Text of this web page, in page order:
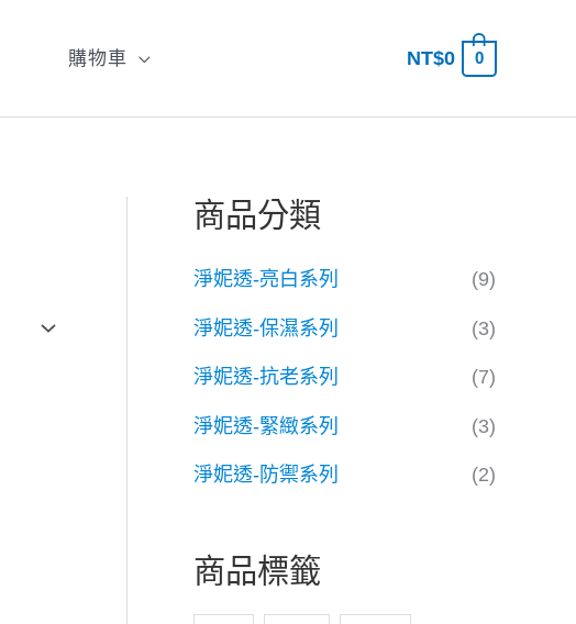
購物車 NT$0 0
商品分類
淨妮透-亮白系列 (9)
淨妮透-保濕系列 (3)
淨妮透-抗老系列 (7)
淨妮透-緊緻系列 (3)
淨妮透-防禦系列 (2)
商品標籤